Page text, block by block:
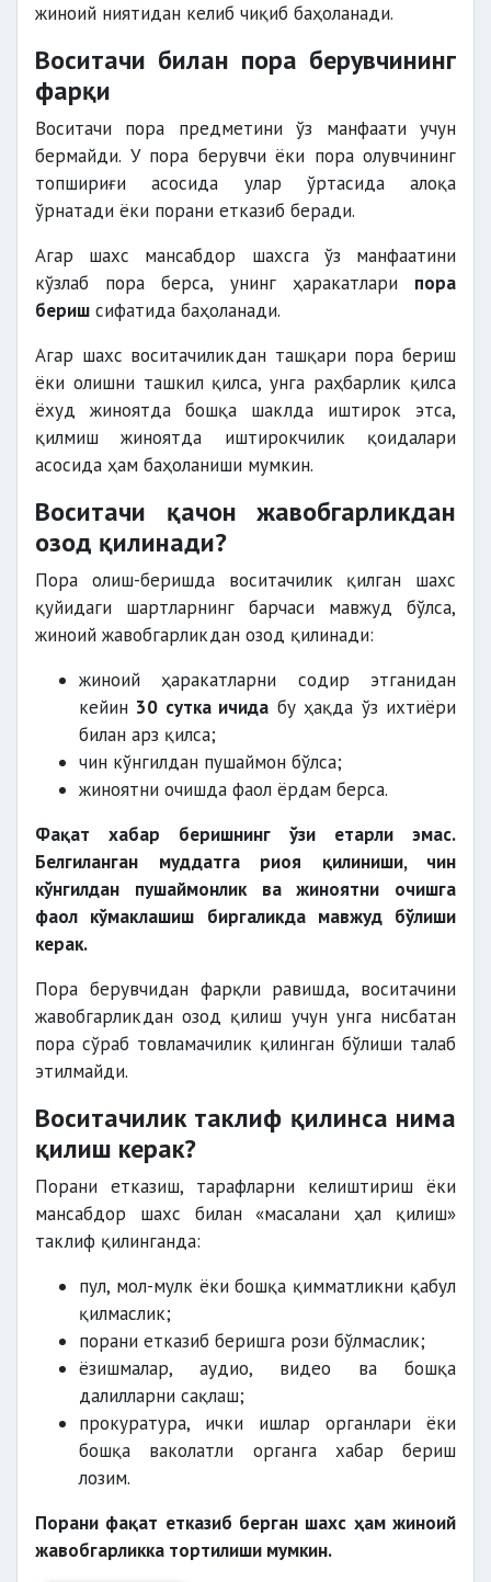
жиноий ниятидан келиб чиқиб баҳоланади.
Воситачи билан пора берувчининг
фарқи
Воситачи пора предметини ўз манфаати учун
бермайди. У пора берувчи ёки пора олувчининг
топшириғи асосида улар ўртасида алоқа
ўрнатади ёки порани етказиб беради.
Агар шахс мансабдор шахсга ўз манфаатини
кўзлаб пора берса, унинг ҳаракатлари пора
бериш сифатида баҳоланади.
Агар шахс воситачиликдан ташқари пора бериш
ёки олишни ташкил қилса, унга раҳбарлик қилса
ёхуд жиноятда бошқа шаклда иштирок этса,
қилмиш жиноятда иштирокчилик қоидалари
асосида ҳам баҳоланиши мумкин.
Воситачи қачон жавобгарликдан
озод қилинади?
Пора олиш-беришда воситачилик қилган шахс
қуйидаги шартларнинг барчаси мавжуд бўлса,
жиноий жавобгарликдан озод қилинади:
жиноий ҳаракатларни содир этганидан
кейин 30 сутка ичида бу ҳақда ўз ихтиёри
билан арз қилса;
чин кўнгилдан пушаймон бўлса;
жиноятни очишда фаол ёрдам берса.
Фақат хабар беришнинг ўзи етарли эмас.
Белгиланган муддатга риоя қилиниши, чин
кўнгилдан пушаймонлик ва жиноятни очишга
фаол кўмаклашиш биргаликда мавжуд бўлиши
керак.
Пора берувчидан фарқли равишда, воситачини
жавобгарликдан озод қилиш учун унга нисбатан
пора сўраб товламачилик қилинган бўлиши талаб
этилмайди.
Воситачилик таклиф қилинса нима
қилиш керак?
Порани етказиш, тарафларни келиштириш ёки
мансабдор шахс билан «масалани ҳал қилиш»
таклиф қилинганда:
пул, мол-мулк ёки бошқа қимматликни қабул
қилмаслик;
порани етказиб беришга рози бўлмаслик;
ёзишмалар, аудио, видео ва бошқа
далилларни сақлаш;
прокуратура, ички ишлар органлари ёки
бошқа ваколатли органга хабар бериш
лозим.
Порани фақат етказиб берган шахс ҳам жиноий
жавобгарликка тортилиши мумкин.